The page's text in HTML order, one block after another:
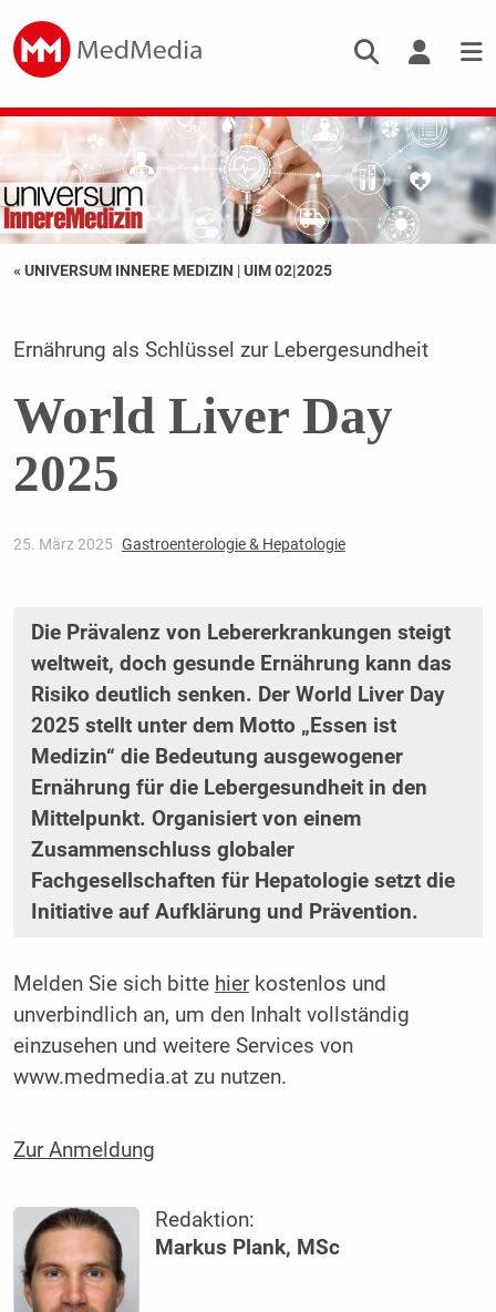
« UNIVERSUM INNERE MEDIZIN |UIM 02|2025
Ernährung als Schlüssel zur Lebergesundheit
World Liver Day
2025
25. März 2025 Gastroenterologie & Hepatologie
Die Prävalenz von Lebererkrankungen steigt
weltweit, doch gesunde Ernährung kann das
Risiko deutlich senken. Der World Liver Day
2025 stellt unter dem Motto „Essen ist
Medizin“ die Bedeutung ausgewogener
Ernährung für die Lebergesundheit in den
Mittelpunkt. Organisiert von einem
Zusammenschluss globaler
Fachgesellschaften für Hepatologie setzt die
Initiative auf Aufklärung und Prävention.
Melden Sie sich bitte hierkostenlos und
unverbindlich an, um den Inhalt vollständig
einzusehen und weitere Services von
www.medmedia.at zu nutzen.
Zur Anmeldung
Redaktion:
Markus Plank, MSc